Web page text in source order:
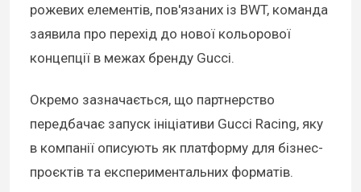
рожевих елементів, пов'язаних із BWT, команда
заявила про перехід до нової кольорової
концепції в межах бренду Gucci.
Окремо зазначається, що партнерство
передбачає запуск ініціативи Gucci Racing, яку
в компанії описують як платформу для бізнес-
проєктів та експериментальних форматів.